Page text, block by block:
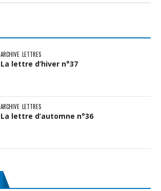
ARCHIVE LETTRES
La lettre d’hiver n°37
ARCHIVE LETTRES
La lettre d’automne n°36